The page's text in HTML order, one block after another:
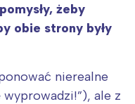
żeby
obie strony były
nierealne
ale z